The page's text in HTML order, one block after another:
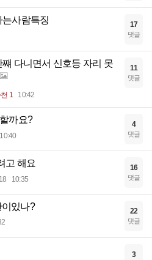
사람특징 17
댓글
다니면서 신호등 자리 못
1 10:42
11
댓글
까요?
10:40
4
댓글
고 해요
10:35
16
댓글
있나? 22
댓글
3